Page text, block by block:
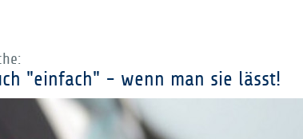
"einfach" - wenn man sie lässt!